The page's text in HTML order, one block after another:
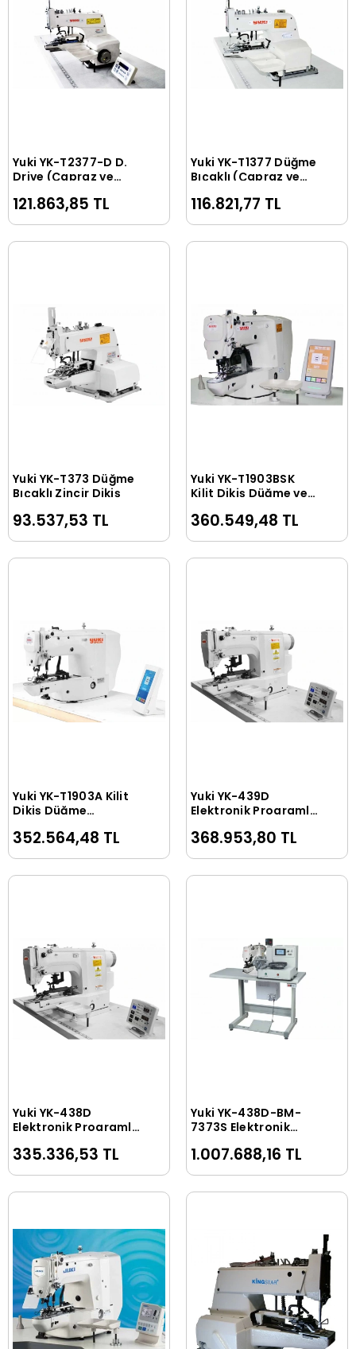
Sepete Ekle
Yuki YK-T2377-D D.
Drive (Çapraz ve
Vuruş Sayısı Ayar
121.863,85 TL
Sepete Ekle
Yuki YK-T1377 Düğme
Bıçaklı (Çapraz ve
116.821,77 TL
Sepete Ekle
Yuki YK-T373 Düğme
Bıçaklı Zincir Dikiş
93.537,53 TL
Sepete Ekle
Yuki YK-T1903BSK
Kilit Dikiş Düğme ve
Makinada Birarada)
360.549,48 TL
Sepete Ekle
Yuki YK-T1903A Kilit
Dikiş Düğme
352.564,48 TL
Sepete Ekle
Yuki YK-439D
Elektronik Programlı
Düğme Makinası
368.953,80 TL
Sepete Ekle
Yuki YK-438D
Elektronik Programlı
Makinası
335.336,53 TL
Sepete Ekle
Yuki YK-438D-BM-
7373S Elektronik
Otomatik Kova
1.007.688,16 TL